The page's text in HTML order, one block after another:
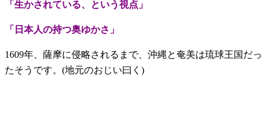
「生かされている、という視点」
「日本人の持つ奥ゆかさ」
1609年、薩摩に侵略されるまで、沖縄と奄美は琉球王国だっ
たそうです。(地元のおじい曰く)